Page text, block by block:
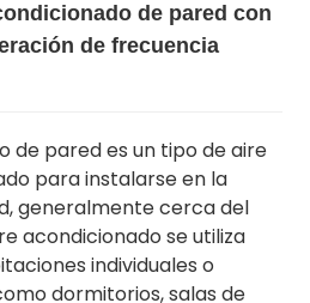
de pared con
de frecuencia
de pared es un tipo de aire
para instalarse en la
generalmente cerca del
acondicionado se utiliza
individuales o
dormitorios, salas de